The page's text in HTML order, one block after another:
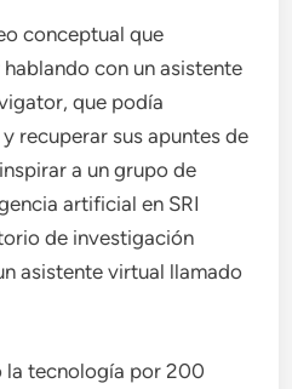
conceptual que
con un asistente
que podía
recuperar sus apuntes de
a un grupo de
artificial en SRI
de investigación
asistente virtual llamado
la tecnología por 200